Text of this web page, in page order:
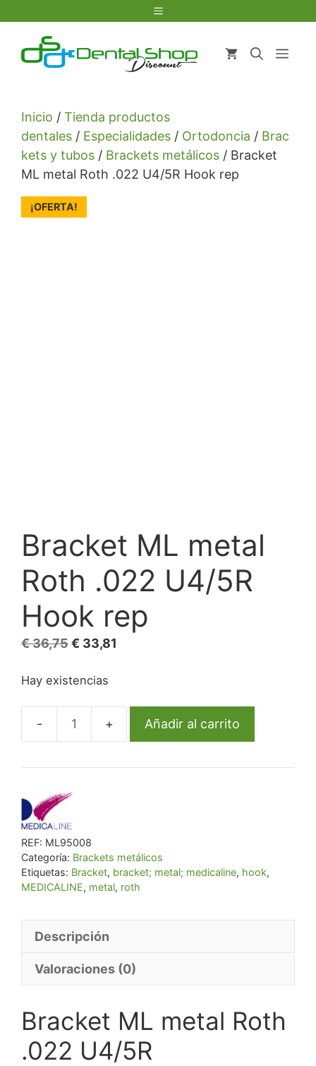
contenido
Menú
Inicio / Tienda productos
dentales / Especialidades / Ortodoncia / Brac
kets y tubos / Brackets metálicos / Bracket
ML metal Roth .022 U4/5R Hook rep
¡OFERTA!
Bracket ML metal
Roth .022 U4/5R
Hook rep
€36,75El
original
€ 36,75.
€ 33,81
€ 33,81.
Hay existencias
Bracket
metal
rep
cantidad
Añadir al carrito
REF: ML95008
Categoría: Brackets metálicos
Etiquetas: Bracket, bracket; metal; medicaline, hook,
MEDICALINE, metal, roth
Descripción
Valoraciones (0)
Bracket ML metal Roth
.022 U4/5R